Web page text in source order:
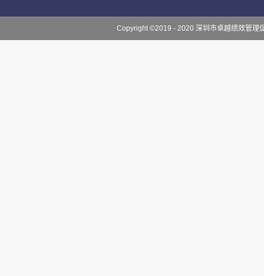
Copyright ©2019 - 2020 深圳市卓越绩效管理